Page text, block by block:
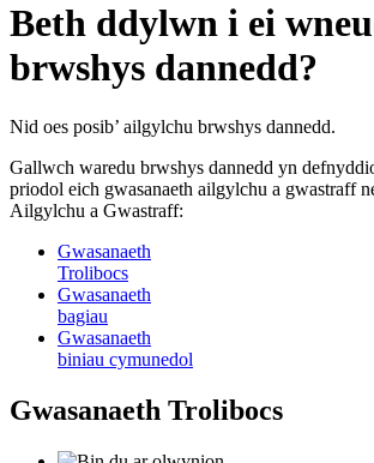
Beth ddylwn i ei
brwshys dannedd?
Nid oes posib’ ailgylchu brwshys dannedd.
Gallwch waredu brwshys dannedd yn
priodol eich gwasanaeth ailgylchu a gwastraff
Ailgylchu a Gwastraff:
Gwasanaeth
Trolibocs
Gwasanaeth
bagiau
Gwasanaeth
biniau cymunedol
Gwasanaeth Trolibocs